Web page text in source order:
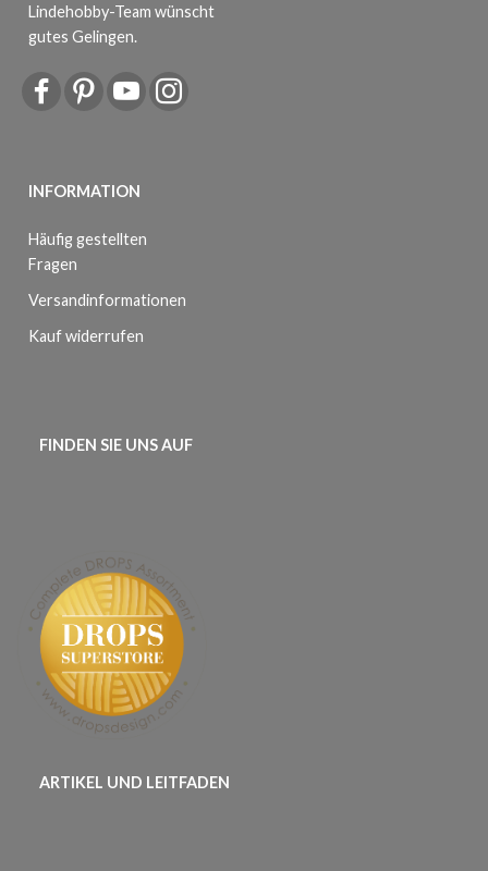
Lindehobby-Team wünscht
gutes Gelingen.
INFORMATION
Häufig gestellten
Fragen
Versandinformationen
Kauf widerrufen
FINDEN SIE UNS AUF
ARTIKEL UND LEITFADEN